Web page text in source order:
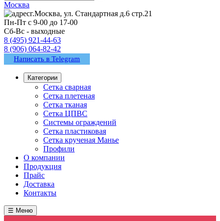
Москва
г.Москва, ул. Стандартная д.6 стр.21
Пн-Пт с 9-00 до 17-00
Сб-Вс - выходные
8 (495) 921-44-63
8 (906) 064-82-42
Написать в Telegram
Категории
Сетка сварная
Сетка плетеная
Сетка тканая
Сетка ЦПВС
Системы ограждений
Сетка пластиковая
Сетка крученая Манье
Профили
О компании
Продукция
Прайс
Доставка
Контакты
☰ Меню